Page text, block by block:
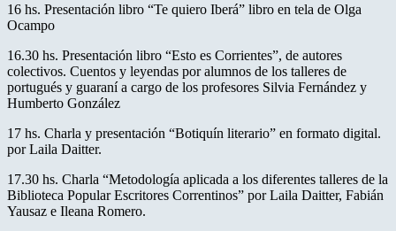
16 hs. Presentación libro “Te quiero Iberá” libro en tela de Olga
Ocampo
16.30 hs. Presentación libro “Esto es Corrientes”, de autores
colectivos. Cuentos y leyendas por alumnos de los talleres de
portugués y guaraní a cargo de los profesores Silvia Fernández y
Humberto González
17 hs. Charla y presentación “Botiquín literario” en formato digital.
por Laila Daitter.
17.30 hs. Charla “Metodología aplicada a los diferentes talleres de la
Biblioteca Popular Escritores Correntinos” por Laila Daitter, Fabián
Yausaz e Ileana Romero.